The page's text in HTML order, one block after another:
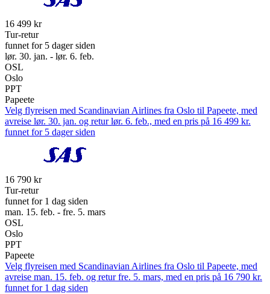
16 499 kr
Tur-retur
funnet for 5 dager siden
lør. 30. jan. - lør. 6. feb.
OSL
Oslo
PPT
Papeete
Velg flyreisen med Scandinavian Airlines fra Oslo til Papeete, med
avreise lør. 30. jan. og retur lør. 6. feb., med en pris på 16 499 kr.
funnet for 5 dager siden
16 790 kr
Tur-retur
funnet for 1 dag siden
man. 15. feb. - fre. 5. mars
OSL
Oslo
PPT
Papeete
Velg flyreisen med Scandinavian Airlines fra Oslo til Papeete, med
avreise man. 15. feb. og retur fre. 5. mars, med en pris på 16 790 kr.
funnet for 1 dag siden